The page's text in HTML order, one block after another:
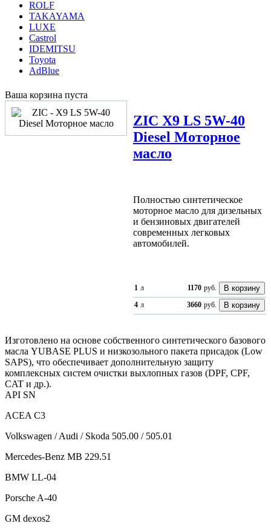
ROLF
TAKAYAMA
LUXE
Castrol
IDEMITSU
Toyota
AdBlue
Ваша корзина пуста
ZIC X9 LS 5W-40
Diesel Моторное
масло
Полностью синтетическое
моторное масло для дизельных
и бензиновых двигателей
современных легковых
автомобилей.
1 л 1170 руб.
4 л 3660 руб.
Изготовлено на основе собственного синтетического базового
масла YUBASE PLUS и низкозольного пакета присадок (Low
SAPS), что обеспечивает дополнительную защиту
комплексных систем очистки выхлопных газов (DPF, CPF,
CAT и др.).
API SN
ACEA C3
Volkswagen / Audi / Skoda 505.00 / 505.01
Mercedes-Benz MB 229.51
BMW LL-04
Porsche A-40
GM dexos2